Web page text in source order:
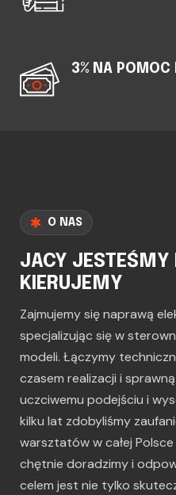
3% NA POMOC
O NAS
JACY JESTEŚMY
KIERUJEMY
Zajmujemy się naprawą
specjalizując się w
modeli. Łączymy
czasem realizacji i
uczciwemu podejściu i
kilku lat zdobyliśmy
warsztatów w całej
chętnie doradzimy i
celem jest nie tylko